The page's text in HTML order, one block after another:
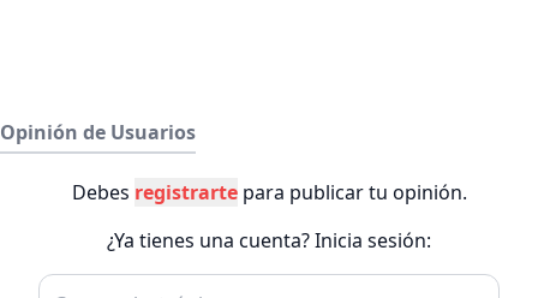
Opinión de Usuarios
Debes registrartepara publicar tu opinión.
¿Ya tienes una cuenta? Inicia sesión: